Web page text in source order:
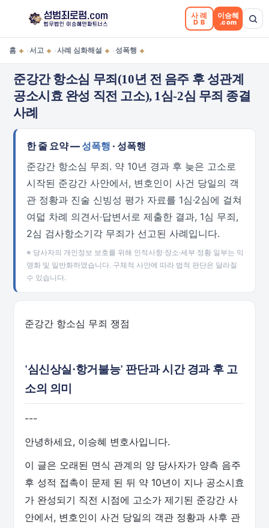
사례
DB
이승혜
.com
홈 + ›서고 + ›사례 심화해설 + ›성폭행 +
준강간 항소심 무죄(10년 전 음주 후 성관계
공소시효 완성 직전 고소), 1심-2심 무죄 종결
사례
한 줄 요약 — 성폭행 · 성폭행
준강간 항소심 무죄. 약 10년 경과 후 늦은 고소로
시작된 준강간 사안에서, 변호인이 사건 당일의 객
관 정황과 진술 신빙성 평가 자료를 1심·2심에 걸쳐
여덟 차례 의견서·답변서로 제출한 결과, 1심 무죄,
2심 검사항소기각 무죄가 선고된 사례입니다.
※ 당사자의 개인정보 보호를 위해 인적사항·장소·세부 정황 일부는 익
명화 및 일반화하였습니다. 구체적 사안에 따라 법적 판단은 달라질
수 있습니다.
준강간 항소심 무죄 쟁점
'심신상실·항거불능' 판단과 시간 경과 후 고
소의 의미
---
안녕하세요, 이승혜 변호사입니다.
이 글은 오래된 면식 관계의 양 당사자가 양측 음주
후 성적 접촉이 문제 된 뒤 약 10년이 지나 공소시효
가 완성되기 직전 시점에 고소가 제기된 준강간 사
안에서, 변호인이 사건 당일의 객관 정황과 사후 관